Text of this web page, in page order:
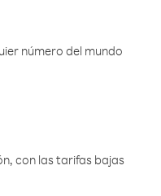
número del mundo
con las tarifas bajas